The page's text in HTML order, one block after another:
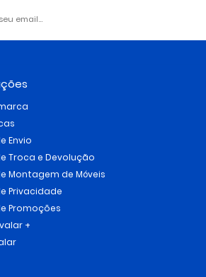
Envio
Troca e Devolução
Montagem de Móveis
Privacidade
Promoções
+